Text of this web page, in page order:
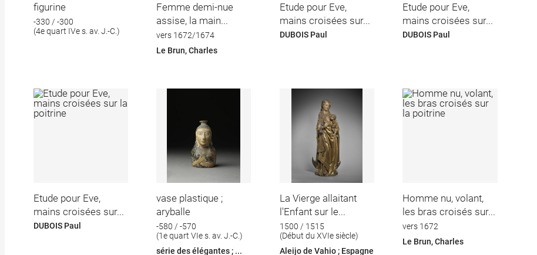
figurine
-330 / -300
(4e quart IVe s. av. J.-C.)
Femme demi-nue
assise, la main...
vers 1672/1674
Le Brun, Charles
Etude pour Eve,
mains croisées sur...
DUBOIS Paul
Etude pour Eve,
mains croisées sur...
DUBOIS Paul
Etude pour Eve,
mains croisées sur...
DUBOIS Paul
vase plastique ;
aryballe
-580 / -570
(1e quart VIe s. av. J.-C.)
série des élégantes ; ...
La Vierge allaitant
l'Enfant sur le...
1500 / 1515
(Début du XVIe siècle)
Aleijo de Vahio ; Espagne
Homme nu, volant,
les bras croisés sur...
vers 1672
Le Brun, Charles